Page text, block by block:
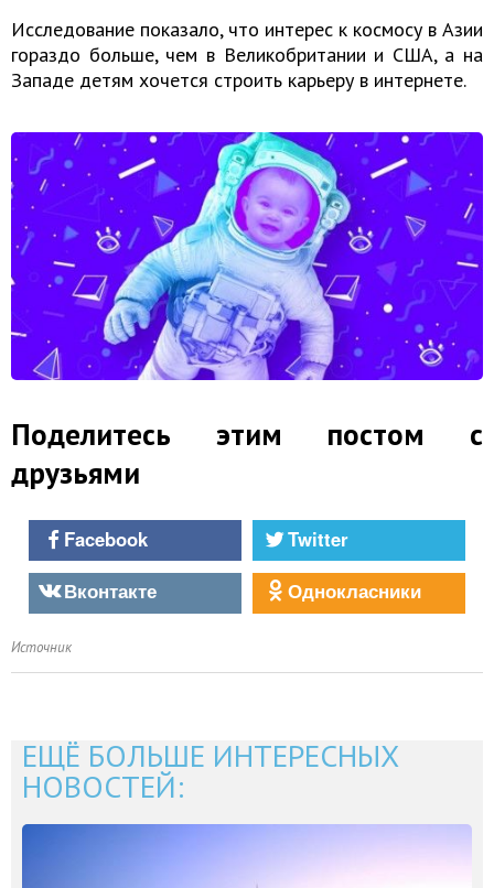
Исследование показало, что интерес к космосу в Азии
гораздо больше, чем в Великобритании и США, а на
Западе детям хочется строить карьеру в интернете.
Поделитесь этим постом с
друзьями
Facebook
Twitter
Вконтакте
Однокласники
Источник
ЕЩЁ БОЛЬШЕ ИНТЕРЕСНЫХ
НОВОСТЕЙ: